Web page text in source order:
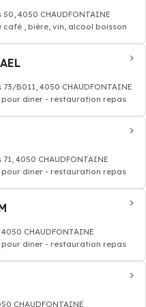
4050 CHAUDFONTAINE
café , bière, vin, alcool boisson
B011, 4050 CHAUDFONTAINE
diner - restauration repas
4050 CHAUDFONTAINE
diner - restauration repas
CHAUDFONTAINE
diner - restauration repas
CHAUDFONTAINE